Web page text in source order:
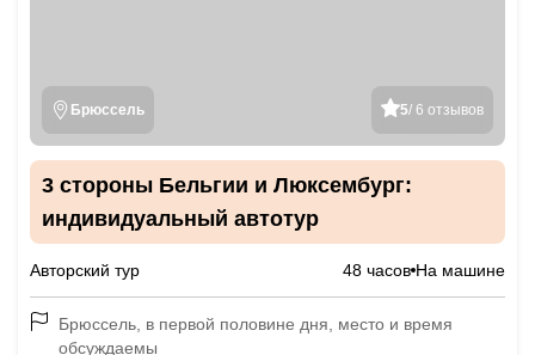
5/ 6 отзывов
Брюссель
3 стороны Бельгии и Люксембург:
индивидуальный автотур
Авторский тур 48 часов На машине
Брюссель, в первой половине дня, место и время
обсуждаемы